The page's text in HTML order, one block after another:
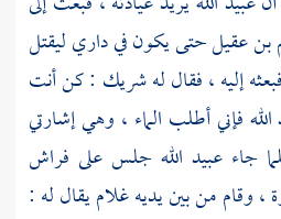
عقيلحتى يكون في داري ليقتل
إليه ، فقال لهشريك : كن أنت
فإني أطلب الماء ، وهي إشارتي
جاء عبيد الله جلس على فراش
، وقام من بين يديه غلام يقال له :